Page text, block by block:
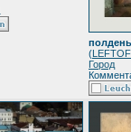
(
Город